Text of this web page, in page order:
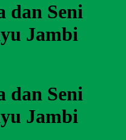
dan Seni
Jambi
dan Seni
Jambi